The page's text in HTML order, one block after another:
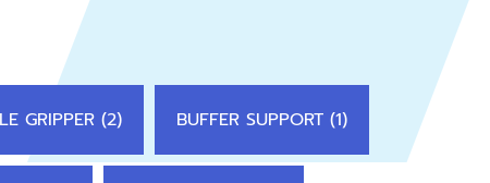
GRIPPER (2) BUFFER SUPPORT (1)